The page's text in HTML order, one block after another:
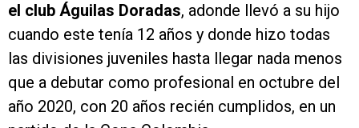
el club Águilas Doradas, adonde llevó a su hijo
cuando este tenía 12 años y donde hizo todas
las divisiones juveniles hasta llegar nada menos
que a debutar como profesional en octubre del
año 2020, con 20 años recién cumplidos, en un